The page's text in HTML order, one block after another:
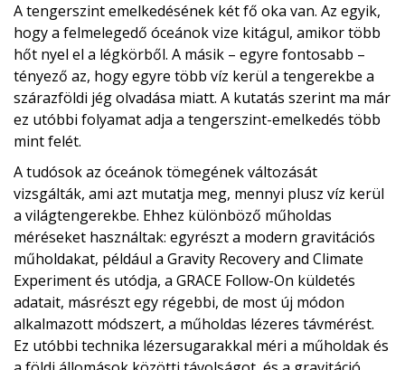
A tengerszint emelkedésének két fő oka van. Az egyik,
hogy a felmelegedő óceánok vize kitágul, amikor több
hőt nyel el a légkörből. A másik – egyre fontosabb –
tényező az, hogy egyre több víz kerül a tengerekbe a
szárazföldi jég olvadása miatt. A kutatás szerint ma már
ez utóbbi folyamat adja a tengerszint-emelkedés több
mint felét.
A tudósok az óceánok tömegének változását
vizsgálták, ami azt mutatja meg, mennyi plusz víz kerül
a világtengerekbe. Ehhez különböző műholdas
méréseket használtak: egyrészt a modern gravitációs
műholdakat, például a Gravity Recovery and Climate
Experimentés utódja, a GRACE Follow-On küldetés
adatait, másrészt egy régebbi, de most új módon
alkalmazott módszert, a műholdas lézeres távmérést.
Ez utóbbi technika lézersugarakkal méri a műholdak és